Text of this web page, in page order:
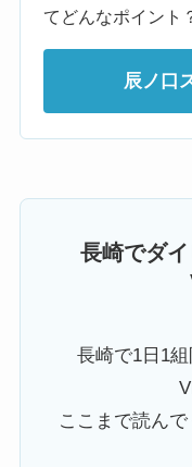
てどんなポイント
辰ノ口
長崎でダイ
長崎で1日1
ここまで読ん